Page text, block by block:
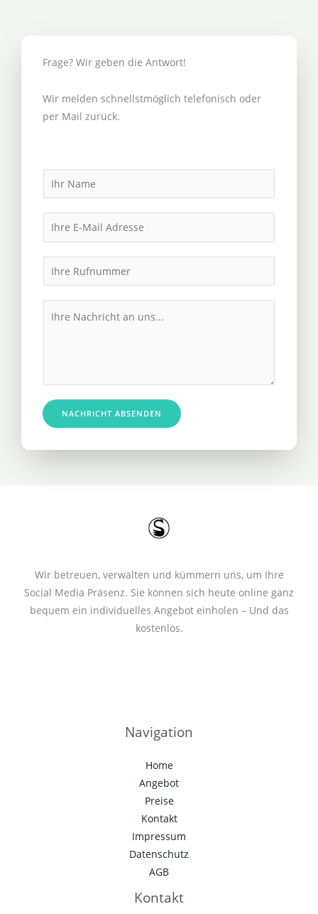
Frage? Wir geben die Antwort!
Wir melden schnellstmöglich telefonisch oder
per Mail zurück.
a
m
m
a
h
r
n
u
m
e
NACHRICHT ABSENDEN
Wir betreuen, verwalten und kümmern uns, um Ihre
Social Media Präsenz. Sie können sich heute online ganz
bequem ein individuelles Angebot einholen – Und das
kostenlos.
Navigation
Home
Angebot
Preise
Kontakt
Impressum
Datenschutz
AGB
Kontakt